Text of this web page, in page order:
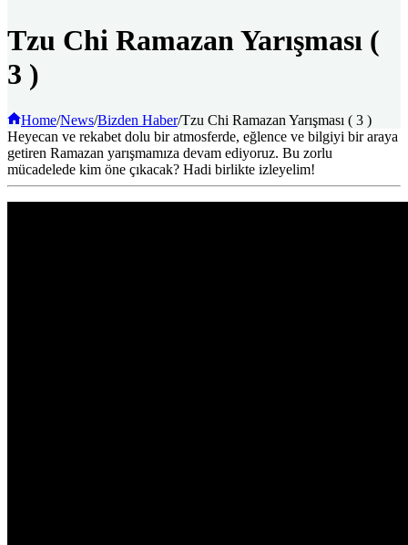
Tzu Chi Ramazan Yarışması (
3 )
Home/News/Bizden Haber/Tzu Chi Ramazan Yarışması ( 3 )
Heyecan ve rekabet dolu bir atmosferde, eğlence ve bilgiyi bir araya
getiren Ramazan yarışmamıza devam ediyoruz. Bu zorlu
mücadelede kim öne çıkacak? Hadi birlikte izleyelim!